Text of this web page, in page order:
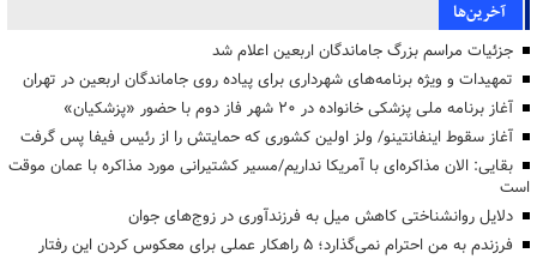
آخرین‌ها
جزئیات مراسم بزرگ جاماندگان اربعین اعلام شد
تمهیدات و ویژه برنامه‌های شهرداری برای پیاده روی جاماندگان اربعین در تهران
آغاز برنامه ملی پزشکی خانواده در ۲۰ شهر فاز دوم با حضور «پزشکیان»
آغاز سقوط اینفانتینو/ ولز اولین کشوری که حمایتش را از رئیس فیفا پس گرفت
بقایی: الان مذاکره‌ای با آمریکا نداریم/مسیر کشتیرانی مورد مذاکره با عمان موقت
است
دلایل روانشناختی کاهش میل به فرزندآوری در زوج‌های جوان
فرزندم به من احترام نمی‌گذارد؛ ۵ راهکار عملی برای معکوس کردن این رفتار